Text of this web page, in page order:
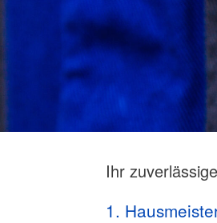
Ihr
1.